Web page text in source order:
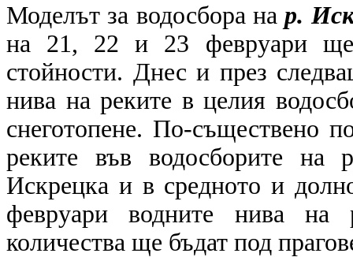
Моделът за водосбора нар.
на 21, 22 и 23 февруари ще
стойности. Днес и през
нива на реките в целия
снеготопене. По-съществено
реките във водосборите на
Искрецка и в средното и
февруари водните нива на
количества ще бъдат под